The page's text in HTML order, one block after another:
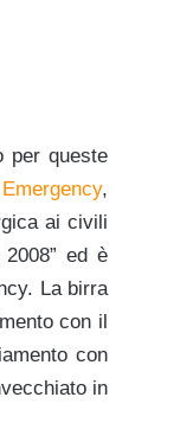
per queste
Emergency,
ai civili
ed è
La birra
con il
con
in